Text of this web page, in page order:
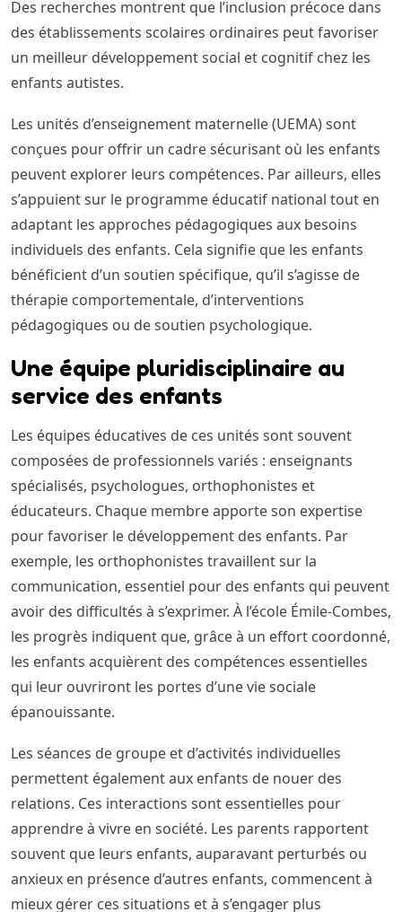
Des recherches montrent que l’inclusion précoce dans
des établissements scolaires ordinaires peut favoriser
un meilleur développement social et cognitif chez les
enfants autistes.
Les unités d’enseignement maternelle (UEMA) sont
conçues pour offrir un cadre sécurisant où les enfants
peuvent explorer leurs compétences. Par ailleurs, elles
s’appuient sur le programme éducatif national tout en
adaptant les approches pédagogiques aux besoins
individuels des enfants. Cela signifie que les enfants
bénéficient d’un soutien spécifique, qu’il s’agisse de
thérapie comportementale, d’interventions
pédagogiques ou de soutien psychologique.
Une équipe pluridisciplinaire au
service des enfants
Les équipes éducatives de ces unités sont souvent
composées de professionnels variés : enseignants
spécialisés, psychologues, orthophonistes et
éducateurs. Chaque membre apporte son expertise
pour favoriser le développement des enfants. Par
exemple, les orthophonistes travaillent sur la
communication, essentiel pour des enfants qui peuvent
avoir des difficultés à s’exprimer. À l’école Émile-Combes,
les progrès indiquent que, grâce à un effort coordonné,
les enfants acquièrent des compétences essentielles
qui leur ouvriront les portes d’une vie sociale
épanouissante.
Les séances de groupe et d’activités individuelles
permettent également aux enfants de nouer des
relations. Ces interactions sont essentielles pour
apprendre à vivre en société. Les parents rapportent
souvent que leurs enfants, auparavant perturbés ou
anxieux en présence d’autres enfants, commencent à
mieux gérer ces situations et à s’engager plus